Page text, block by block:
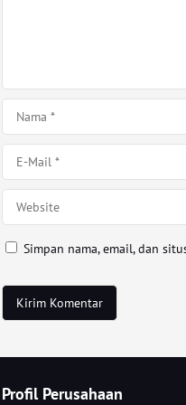
Simpan nama, email, dan
Profil Perusahaan